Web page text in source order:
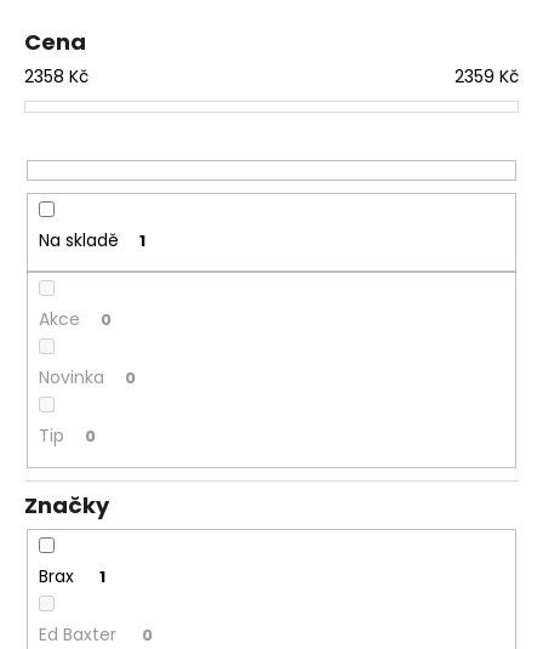
r
o
d
k
t
ů
Cena
2358 Kč 2359 Kč
Na skladě 1
Akce 0
Novinka 0
Tip 0
Značky
Brax 1
Ed Baxter 0
a
j
í
t
?
HLEDAT
D
o
p
o
r
u
u